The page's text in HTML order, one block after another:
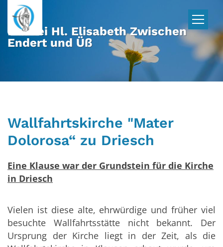
Zum Inhalt springen
Pfarrei Hl. Elisabeth Zwischen
Endert und Üß
Wallfahrtskirche "Mater
Dolorosa“ zu Driesch
Eine Klause war der Grundstein für die Kirche
in Driesch
Vielen ist diese alte, ehrwürdige und früher viel
besuchte Wallfahrtsstätte nicht bekannt. Der
Ursprung der Kirche liegt in der Zeit, als die